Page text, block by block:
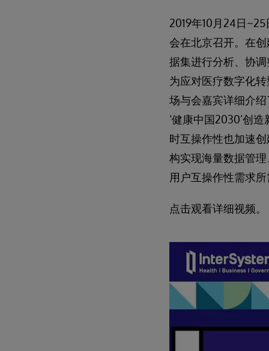
2019年10月24日
会在北京召开。在
据集进行分析、协
为应对医疗数字化
场与会嘉宾详细介
‘健康中国2030’创
时互操作性也加速
构实现海量数据管
用户互操作性需求
点击观看详细视频。